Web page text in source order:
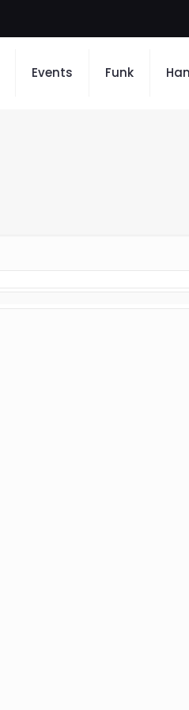
Events Funk